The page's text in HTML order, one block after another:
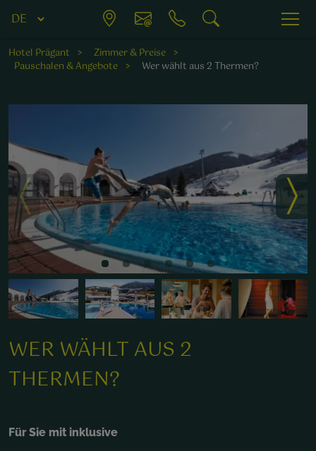
Hotel Prägant
Zimmer & Preise
Pauschalen & Angebote
Wer wählt aus 2 Thermen?
WER WÄHLT AUS 2
THERMEN?
Für Sie mit inklusive